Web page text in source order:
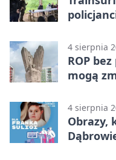
4 sierpnia
ROP
mogą
4 sierpnia
Obrazy,